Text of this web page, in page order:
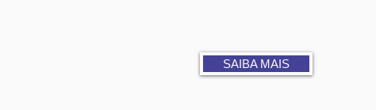
SAIBA MAIS